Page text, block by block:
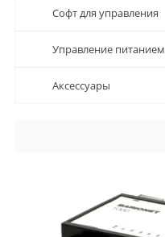
Софт для управления
Управление питанием
Аксессуары